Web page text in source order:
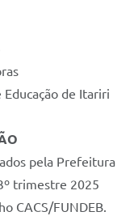
de Itariri
pela Prefeitura
trimestre 2025
CACS/FUNDEB.